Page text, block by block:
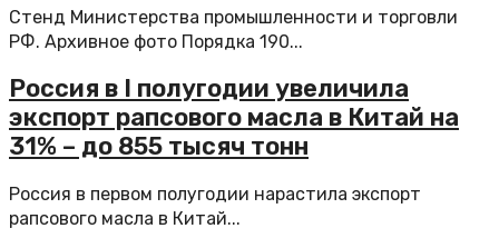
Стенд Министерства промышленности и торговли
РФ. Архивное фото Порядка 190...
Россия в I полугодии увеличила
экспорт рапсового масла в Китай на
31% – до 855 тысяч тонн
Россия в первом полугодии нарастила экспорт
рапсового масла в Китай...